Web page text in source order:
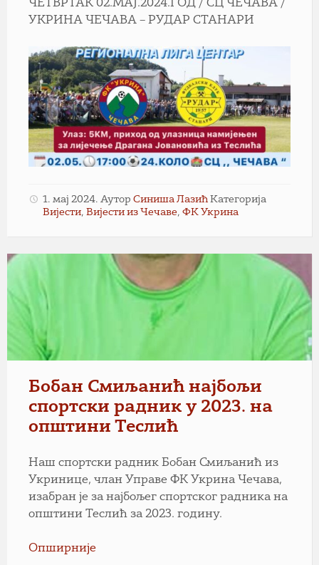
ЧЕТВРТАК 02.МАЈ.2024.ГОД / СЦ ЧЕЧАВА /
УКРИНА ЧЕЧАВА – РУДАР СТАНАРИ
1. мај 2024. Аутор Синиша Лазић Категорија
Вијести, Вијести из Чечаве, ФК Укрина
Бобан Смиљанић најбољи
спортски радник у 2023. на
општини Теслић
Наш спортски радник Бобан Смиљанић из
Укринице, члан Управе ФК Укрина Чечава,
изабран је за најбољег спортског радника на
општини Теслић за 2023. годину.
Опширније